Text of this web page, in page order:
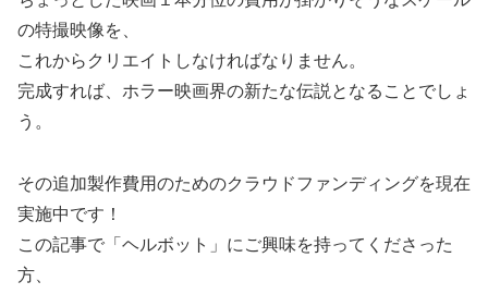
の特撮映像を、
これからクリエイトしなければなりません。
完成すれば、ホラー映画界の新たな伝説となることでしょ
う。
その追加製作費用のためのクラウドファンディングを現在
実施中です！
この記事で「ヘルボット」にご興味を持ってくださった
方、